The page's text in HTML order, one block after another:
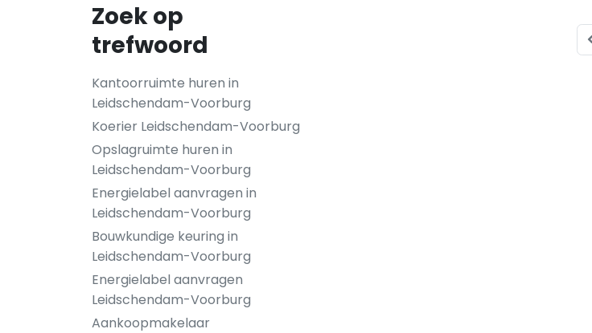
Zoek op
trefwoord
Kantoorruimte huren in
Leidschendam-Voorburg
Koerier Leidschendam-Voorburg
Opslagruimte huren in
Leidschendam-Voorburg
Energielabel aanvragen in
Leidschendam-Voorburg
Bouwkundige keuring in
Leidschendam-Voorburg
Energielabel aanvragen
Leidschendam-Voorburg
Aankoopmakelaar